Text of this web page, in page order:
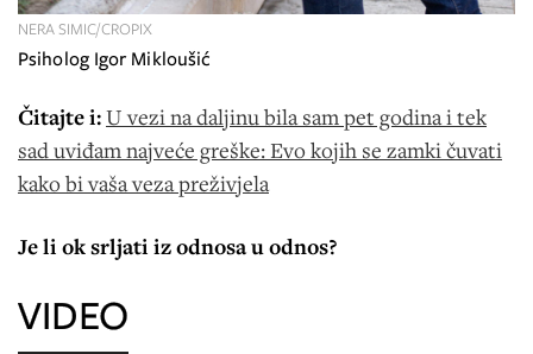
Psiholog Igor Mikloušić
NERA SIMIC/CROPIX
Čitajte i:U vezi na daljinu bila sam pet godina i tek
sad uviđam najveće greške: Evo kojih se zamki čuvati
kako bi vaša veza preživjela
Je li ok srljati iz odnosa u odnos?
VIDEO